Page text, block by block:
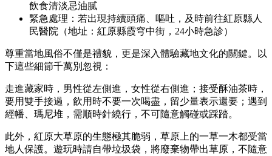
飲食清淡忌油膩
緊急處理：若出現持續頭痛、嘔吐，及時前往紅原縣人
民醫院（地址：紅原縣霞穹中街，24小時急診）
尊重當地風俗不僅是禮貌，更是深入體驗藏地文化的關鍵。以
下這些細節千萬別忽視：
走進藏家時，男性從左側進，女性從右側進；接受酥油茶時，
要用雙手接過，飲用時不要一次喝盡，留少量表示還要；遇到
經幡、瑪尼堆，需順時針繞行，不可隨意觸碰或踩踏。
此外，紅原大草原的生態極其脆弱，草原上的一草一木都受當
地人保護。遊玩時請自帶垃圾袋，將廢棄物帶出草原，不隨意